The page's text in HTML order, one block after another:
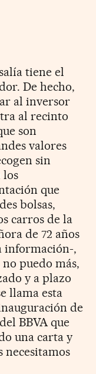
tiene el
De hecho,
al inversor
al recinto
son
valores
sin
los
que
bolsas,
carros de la
de 72 años
información-,
puedo más,
y a plazo
llama esta
de
BBVA que
una carta y
necesitamos